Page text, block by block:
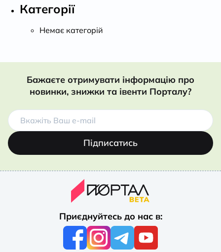
Категорії
Немає категорій
Бажаєте отримувати інформацію про
новинки, знижки та івенти Порталу?
Підписатись
Приєднуйтесь до нас в: